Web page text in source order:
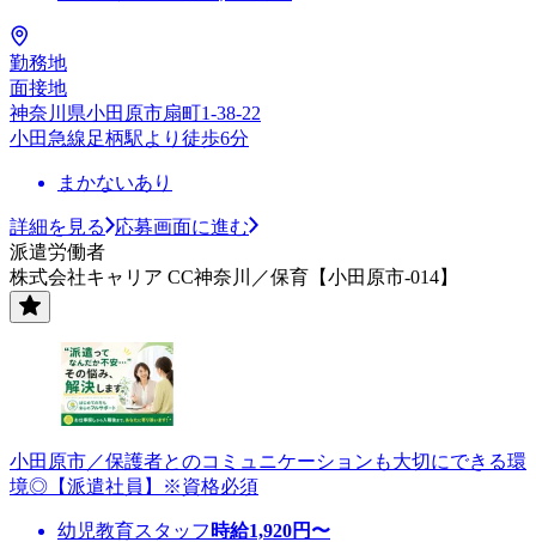
勤務地
面接地
神奈川県小田原市扇町1-38-22
小田急線足柄駅より徒歩6分
まかないあり
詳細を見る
応募画面に進む
派遣労働者
株式会社キャリア CC神奈川／保育【小田原市-014】
小田原市／保護者とのコミュニケーションも大切にできる環
境◎【派遣社員】※資格必須
幼児教育スタッフ 時給1,920円〜